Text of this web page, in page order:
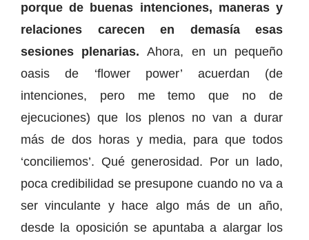
porque de buenas intenciones, maneras y
relaciones carecen en demasía esas
sesiones plenarias.Ahora, en un pequeño
oasis de ‘flower power’ acuerdan (de
intenciones, pero me temo que no de
ejecuciones) que los plenos no van a durar
más de dos horas y media, para que todos
‘conciliemos’. Qué generosidad. Por un lado,
poca credibilidad se presupone cuando no va a
ser vinculante y hace algo más de un año,
desde la oposición se apuntaba a alargar los